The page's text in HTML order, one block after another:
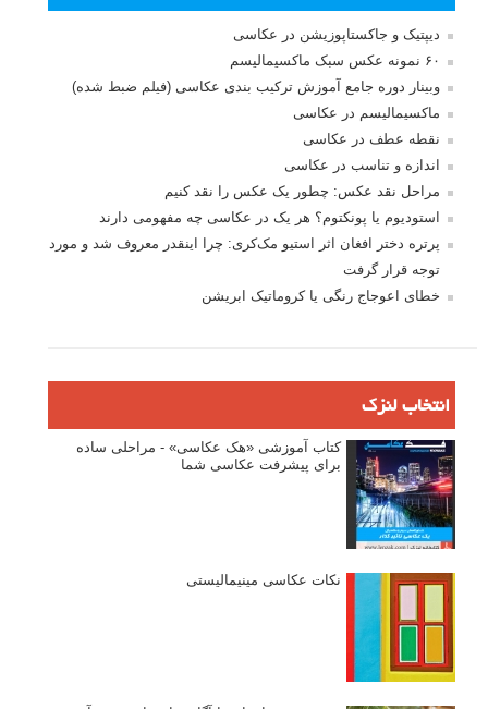
دیپتیک و جاکستا‌پوزیشن در عکاسی
۶۰ نمونه عکس سبک ماکسیمالیسم
وبینار دوره جامع آموزش ترکیب بندی عکاسی (فیلم ضبط شده)
ماکسیمالیسم در عکاسی
نقطه عطف در عکاسی
اندازه و تناسب در عکاسی
مراحل نقد عکس: چطور یک عکس را نقد کنیم
استودیوم یا پونکتوم؟ هر یک در عکاسی چه مفهومی دارند
پرتره دختر افغان اثر استیو مک‌کری: چرا اینقدر معروف شد و مورد
توجه قرار گرفت
خطای اعوجاج رنگی یا کروماتیک ابریشن
انتخاب لنزک
کتاب آموزشی «هک عکاسی» - مراحلی ساده
برای پیشرفت عکاسی شما
نکات عکاسی مینیمالیستی